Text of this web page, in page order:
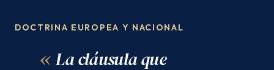
DOCTRINA EUROPEA Y NACIONAL
La cláusula que